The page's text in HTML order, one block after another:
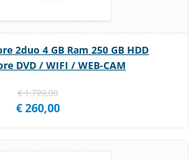
2duo 4 GB Ram 250 GB HDD
DVD / WIFI / WEB-CAM
€ 1.799,00
€ 260,00